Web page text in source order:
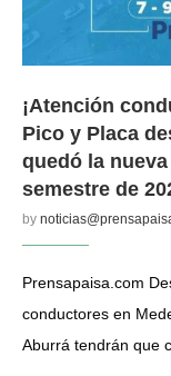
¡Atención
Pico y Placa
quedó la
semestre de
by
Prensapaisa.com
conductores en
Aburrá tendrán que